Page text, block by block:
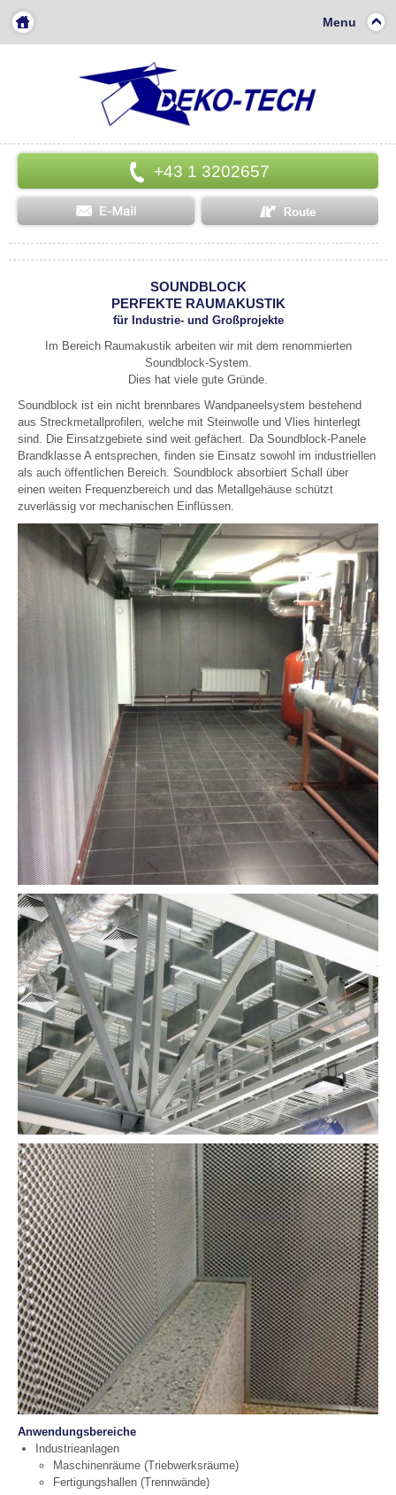
Menu
+43 1 3202657
SOUNDBLOCK
PERFEKTE RAUMAKUSTIK
für Industrie- und Großprojekte
Im Bereich Raumakustik arbeiten wir mit dem renommierten
Soundblock-System.
Dies hat viele gute Gründe.
Soundblock ist ein nicht brennbares Wandpaneelsystem bestehend
aus Streckmetallprofilen, welche mit Steinwolle und Vlies hinterlegt
sind. Die Einsatzgebiete sind weit gefächert. Da Soundblock-Panele
Brandklasse A entsprechen, finden sie Einsatz sowohl im industriellen
als auch öffentlichen Bereich. Soundblock absorbiert Schall über
einen weiten Frequenzbereich und das Metallgehäuse schützt
zuverlässig vor mechanischen Einflüssen.
Anwendungsbereiche
Industrieanlagen
Maschinenräume (Triebwerksräume)
Fertigungshallen (Trennwände)